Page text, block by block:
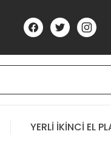
YERLİ İKİNCİ EL